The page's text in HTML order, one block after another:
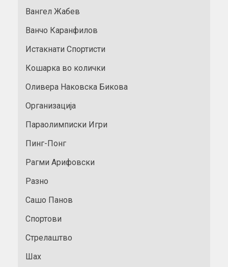
Вангел Жабев
Ванчо Каранфилов
Истакнати Спортисти
Кошарка во колички
Оливера Наковска Бикова
Организација
Параолимписки Игри
Пинг-Понг
Рагми Арифовски
Разно
Сашо Панов
Спортови
Стрелаштво
Шах